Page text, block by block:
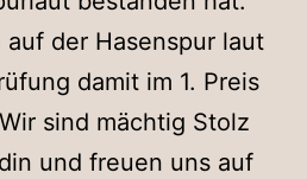
der Hasenspur laut
damit im 1. Preis
sind mächtig Stolz
und freuen uns auf